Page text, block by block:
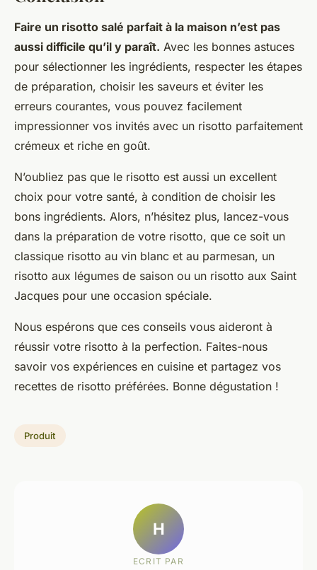
Faire un risotto salé parfait à la maison n’est pas
aussi difficile qu’il y paraît. Avec les bonnes astuces
pour sélectionner les ingrédients, respecter les étapes
de préparation, choisir les saveurs et éviter les
erreurs courantes, vous pouvez facilement
impressionner vos invités avec un risotto parfaitement
crémeux et riche en goût.
N’oubliez pas que le risotto est aussi un excellent
choix pour votre santé, à condition de choisir les
bons ingrédients. Alors, n’hésitez plus, lancez-vous
dans la préparation de votre risotto, que ce soit un
classique risotto au vin blanc et au parmesan, un
risotto aux légumes de saison ou un risotto aux Saint
Jacques pour une occasion spéciale.
Nous espérons que ces conseils vous aideront à
réussir votre risotto à la perfection. Faites-nous
savoir vos expériences en cuisine et partagez vos
recettes de risotto préférées. Bonne dégustation !
Produit
H
ECRIT PAR